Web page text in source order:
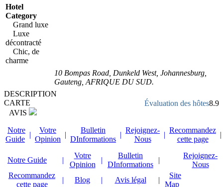
Hotel
Category
Grand luxe
Luxe
décontracté
Chic, de
charme
10 Bompas Road , Dunkeld West, Johannesburg,
Gauteng AFRIQUE DU SUD.
Évaluation des hôtes8.9
DESCRIPTION
CARTE
AVIS
Notre
Guide
|
Votre
Opinion
|
Bulletin
DInformations
|
Rejoignez-
Nous
|
Recommandez
cette page
|
Notre Guide |
Votre
Opinion
|
Bulletin
DInformations
|
Rejoignez-
Nous
Recommandez
cette page
| Blog | Avis légal |
Site
Map